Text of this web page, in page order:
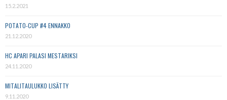
15.2.2021
POTATO-CUP #4 ENNAKKO
21.12.2020
HC APARI PALASI MESTARIKSI
24.11.2020
MITALITAULUKKO LISÄTTY
9.11.2020